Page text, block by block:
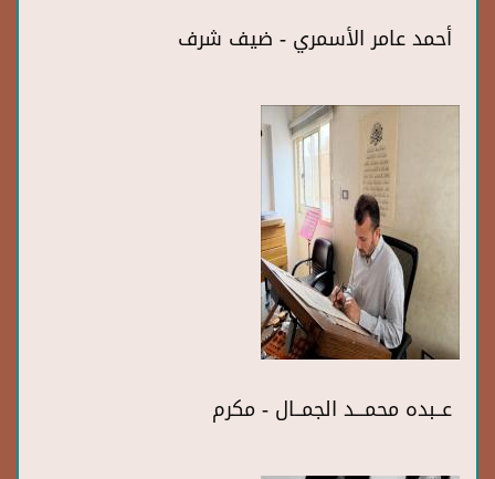
أحمد عامر الأسمري - ضيف شرف
عــبده محمـــد الجمــال - مكرم